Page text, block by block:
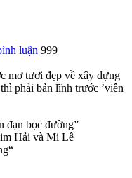
luận 999
mơ tươi đẹp về xây dựng
phải bản lĩnh trước ’viên
Hải và Mi Lê